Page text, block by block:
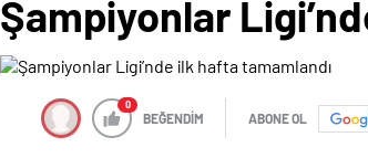
Şampiyonlar
0
BEĞENDİM ABONE OL